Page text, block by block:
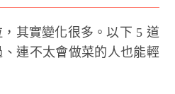
其實變化很多。以下 5 道
連不太會做菜的人也能輕